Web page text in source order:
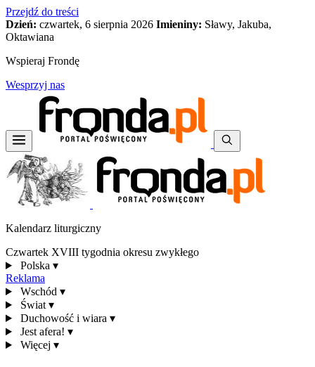
Przejdź do treści
Dzień: czwartek, 6 sierpnia 2026 Imieniny: Sławy, Jakuba,
Oktawiana
Wspieraj Frondę
Wesprzyj nas
Kalendarz liturgiczny
Czwartek XVIII tygodnia okresu zwykłego
Polska ▾
Reklama
Wschód ▾
Świat ▾
Duchowość i wiara ▾
Jest afera! ▾
Więcej ▾